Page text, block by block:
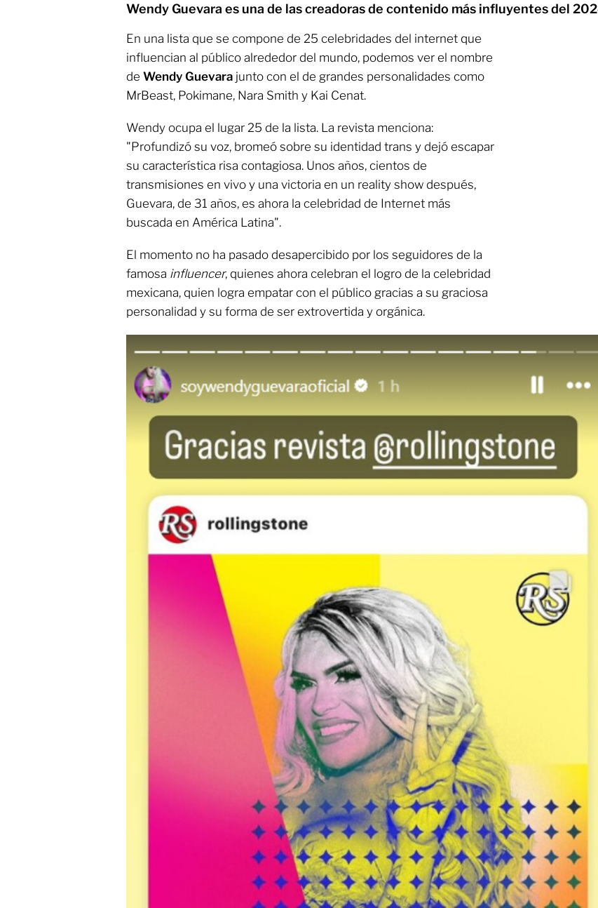
Wendy Guevara es una de las creadoras de contenido más influyentes del
En una lista que se compone de 25 celebridades del internet que
influencian al público alrededor del mundo, podemos ver el nombre
de Wendy Guevara junto con el de grandes personalidades como
MrBeast, Pokimane, Nara Smith y Kai Cenat.
Wendy ocupa el lugar 25 de la lista. La revista menciona:
"Profundizó su voz, bromeó sobre su identidad trans y dejó escapar
su característica risa contagiosa. Unos años, cientos de
transmisiones en vivo y una victoria en un reality show después,
Guevara, de 31 años, es ahora la celebridad de Internet más
buscada en América Latina".
El momento no ha pasado desapercibido por los seguidores de la
famosa influencer, quienes ahora celebran el logro de la celebridad
mexicana, quien logra empatar con el público gracias a su graciosa
personalidad y su forma de ser extrovertida y orgánica.